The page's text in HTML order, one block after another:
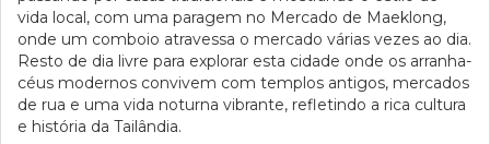
vida local, com uma paragem no Mercado de Maeklong,
onde um comboio atravessa o mercado várias vezes ao dia.
Resto de dia livre para explorar esta cidade onde os arranha-
céus modernos convivem com templos antigos, mercados
de rua e uma vida noturna vibrante, refletindo a rica cultura
e história da Tailândia.